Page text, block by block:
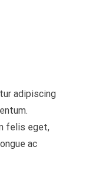
adipiscing
felis eget,
ac